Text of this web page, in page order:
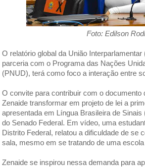
Foto: Edilson
O relatório global da União
parceria com o Programa das Nações
(PNUD), terá como foco a interação entre
O convite para contribuir com o documento
Zenaide transformar em projeto de lei a
apresentada em Língua Brasileira de
do Senado Federal. Em vídeo, uma
Distrito Federal, relatou a dificuldade de se
sala, mesmo em se tratando de uma
Zenaide se inspirou nessa demanda para